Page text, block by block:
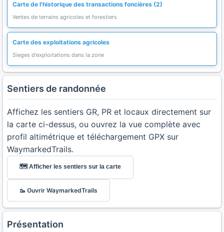
Carte de l'historique des transactions foncières (2)
Ventes de terrains agricoles et forestiers
Carte des exploitations agricoles
Sieges d'exploitations dans la zone
Sentiers de randonnée
Affichez les sentiers GR, PR et locaux directement sur
la carte ci-dessus, ou ouvrez la vue complète avec
profil altimétrique et téléchargement GPX sur
WaymarkedTrails.
🗺️ Afficher les sentiers sur la carte
🥾 Ouvrir WaymarkedTrails
Présentation